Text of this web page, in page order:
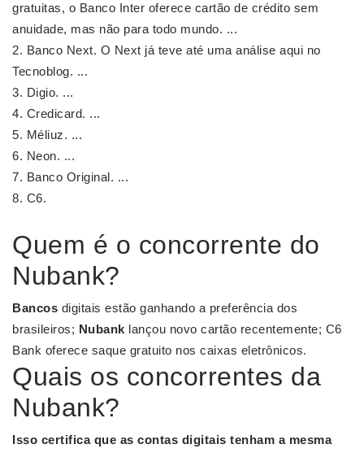
gratuitas, o Banco Inter oferece cartão de crédito sem
anuidade, mas não para todo mundo. ...
Banco Next. O Next já teve até uma análise aqui no
Tecnoblog. ...
Digio. ...
Credicard. ...
Méliuz. ...
Neon. ...
Banco Original. ...
C6.
Quem é o concorrente do
Nubank?
Bancos digitais estão ganhando a preferência dos
brasileiros; Nubank lançou novo cartão recentemente; C6
Bank oferece saque gratuito nos caixas eletrônicos.
Quais os concorrentes da
Nubank?
Isso certifica que as contas digitais tenham a mesma